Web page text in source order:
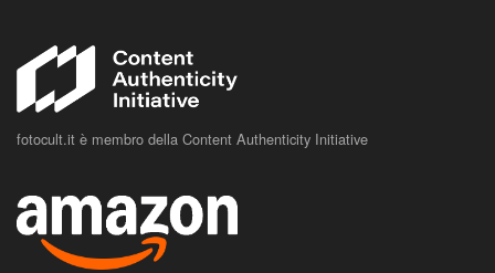
fotocult.it è membro della Content Authenticity Initiative